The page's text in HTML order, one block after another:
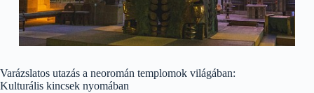
Varázslatos utazás a neoromán templomok világában:
Kulturális kincsek nyomában